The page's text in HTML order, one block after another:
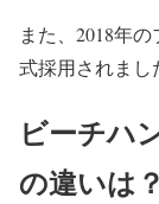
また、2018年
式採用されまし
ビーチハ
の違いは